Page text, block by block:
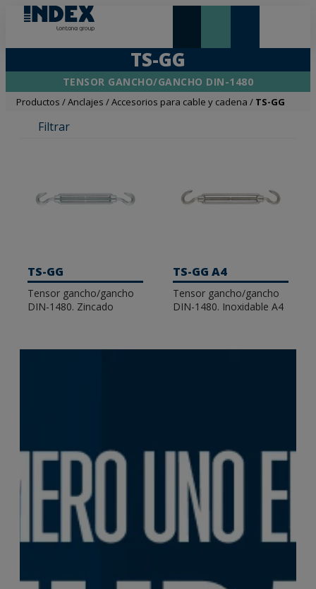
TS-GG
TENSOR GANCHO/GANCHO DIN-1480
Productos /Anclajes /Accesorios para cable y cadena / TS-GG
Filtrar
TS-GG
Tensor gancho/gancho
DIN-1480. Zincado
TS-GG A4
Tensor gancho/gancho
DIN-1480. Inoxidable A4